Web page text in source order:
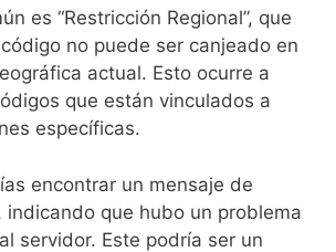
es “Restricción Regional”, que
no puede ser canjeado en
actual. Esto ocurre a
que están vinculados a
específicas.
encontrar un mensaje de
indicando que hubo un problema
servidor. Este podría ser un